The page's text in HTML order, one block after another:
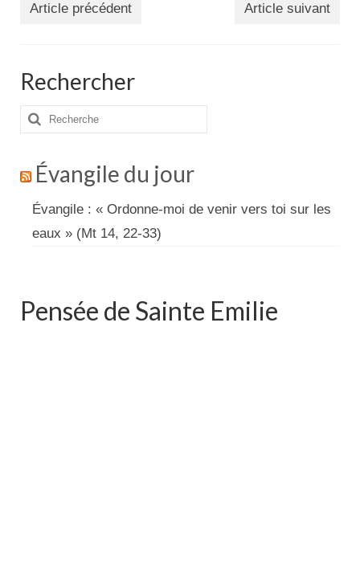
Article précédent Article suivant
Rechercher
Rechercher
:
Évangile du jour
Évangile : « Ordonne-moi de venir vers toi sur les
eaux » (Mt 14, 22-33)
Pensée de Sainte Emilie